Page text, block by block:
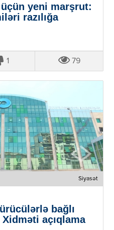
yeni marşrut:
razılığa
1 79
Siyasət
bağlı
açıqlama